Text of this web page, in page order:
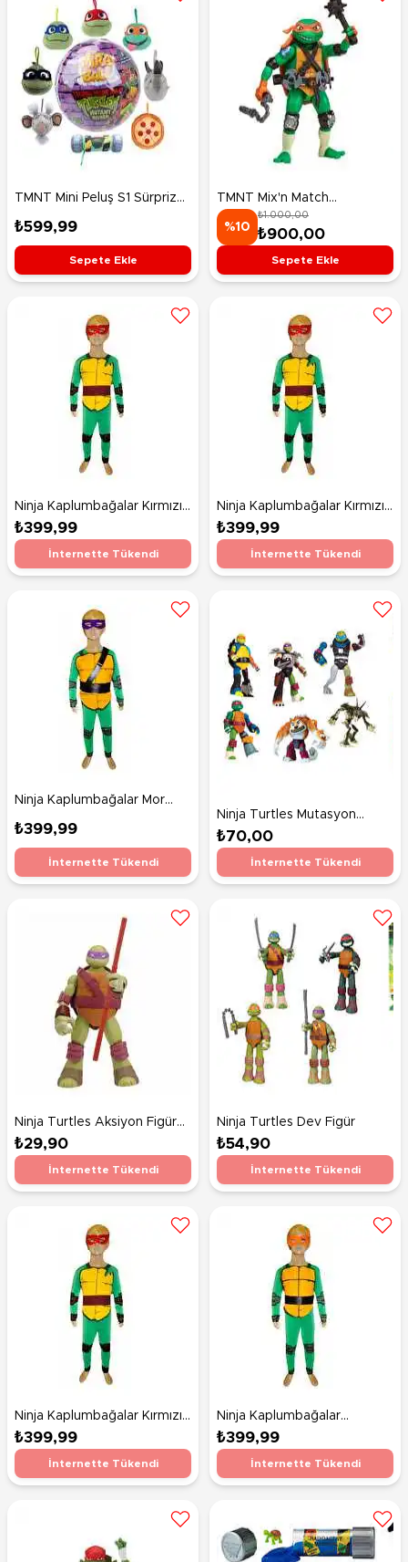
TMNT Mini Peluş S1 Sürpriz
Paket M14115
₺599,99
Sepete Ekle
TMNT Mix'n Match
Michelangelo Figürü 11 Cm
%10
₺1.000,00
₺900,00
Sepete Ekle
Ninja Kaplumbağalar Kırmızı
Maskeli Kostüm 10-12 Yaş
₺399,99
İnternette Tükendi
Ninja Kaplumbağalar Kırmızı
Maskeli Kostüm 7-9 Yaş
₺399,99
İnternette Tükendi
Ninja Kaplumbağalar Mor
Maskeli 7-9 Yaş
₺399,99
İnternette Tükendi
Ninja Turtles Mutasyon
Aksiyon Figürler Seri 3
₺70,00
İnternette Tükendi
Ninja Turtles Aksiyon Figür
Kafa İçeri
₺29,90
İnternette Tükendi
Ninja Turtles Dev Figür
₺54,90
İnternette Tükendi
Ninja Kaplumbağalar Kırmızı
Maskeli Kostüm 4-6 Yaş
₺399,99
İnternette Tükendi
Ninja Kaplumbağalar
Turuncu Maskeli Kostüm 7-9
Yaş
₺399,99
İnternette Tükendi